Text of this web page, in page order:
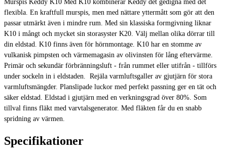
Murspis Keddy K10 Med K10 kombinerar Keddy det gedigna med det
flexibla. En kraftfull murspis, men med nättare yttermått som gör att den
passar utmärkt även i mindre rum. Med sin klassiska formgivning liknar
K10 i mångt och mycket sin storasyster K20. Välj mellan olika dörrar till
din eldstad. K10 finns även för hörnmontage. K10 har en stomme av
vulkanisk pimpsten och värmemagasin av olivinsten för lång eftervärme.
Primär och sekundär förbränningsluft - från rummet eller utifrån - tillförs
under sockeln in i eldstaden. Rejäla varmluftsgaller av gjutjärn för stora
varmluftsmängder. Planslipade luckor med perfekt passning ger en tät och
säker eldstad. Eldstad i gjutjärn med en verkningsgrad över 80%. Som
tillval finns fläkt med varvtalsgenerator. Med fläkten får du en snabb
spridning av värmen.
Specifikationer